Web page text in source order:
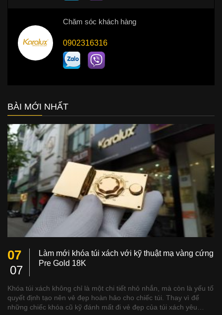
Chăm sóc khách hàng
0902316316
BÀI MỚI NHẤT
07
07
Làm mới khóa túi xách với kỹ thuật mạ vàng cứng
Pre Gold 18K
Khóa túi xách không chỉ là một chi tiết nhỏ nhắn, mà còn là yếu tố
quyết định tạo nên vẻ đẹp hoàn hảo cho chiếc túi. Thay vì để
những chiếc khóa cũ kỹ đánh mất đi vẻ đẹp của túi xách yêu…